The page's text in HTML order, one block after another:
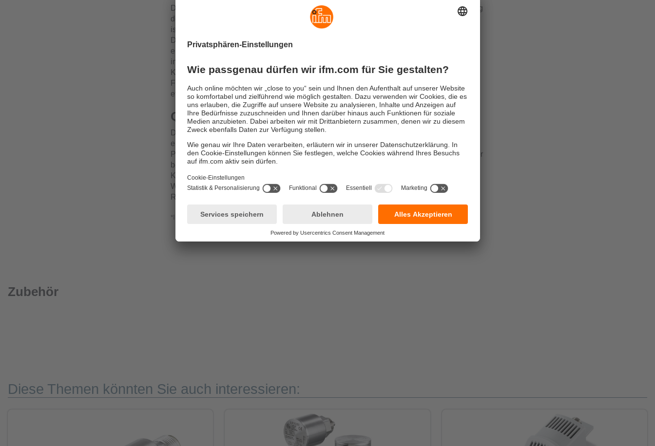
Der Leitfähigkeitssensor LDL101 ist immer dort die richtige Wahl, wo die exakte Einhaltung
der Reinheit von Wasser entscheidend für die Produktqualität oder die Prozesssicherheit
ist. Der Sensor erfasst die Leitfähigkeit von Wasser bereits ab einem Wert von 0,04 μs/cm.
Damit ist er ideal für Applikationen geeignet, in denen gereinigtes Wasser aller Stufen
eingesetzt wird. Das ist in der Lebensmittel- und Getränkeherstellung ebenso der Fall, wie
in der Halbleiterindustrie, im pharmazeutischen Umfeld und in der Energieerzeugung. In
Kombination mit dem Ultraschallsensor SU PureSonic lässt sich beispielsweise in
Filtrationsprozessen eine zuverlässige Qualitätskontrolle
etablieren.
Qualitätssicherung und Condition Monitoring
Die hohe Auflösung und die verlustfreie digitale Übertragung der Messwerte per IO-Link
ermöglichen die dauerhaft präzise Analyse der Wasserqualität zugunsten einwandfreier
Prozesse. Steigt der Wert der Leitfähigkeit, kann dies im Herstellprozess von Reinstwasser
beispielsweise auf wartungsbedürftige Filter hinweisen. In der Überwachung des
Kühlkreislaufes eingesetzt, kann der LDL101 eine ansteigende Mineralisierung des
Wassers feststellen, sodass Gegenmaßnahmen getroffen werden können, bevor das
Rohrleitungssystem größeren Schaden nimmt.
*In Vorbereitung
Zubehör
Diese Themen könnten Sie auch interessieren: